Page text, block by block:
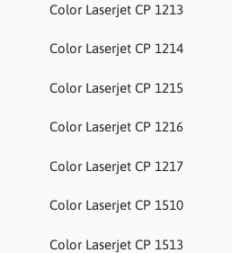
Color Laserjet CP 1213
Color Laserjet CP 1214
Color Laserjet CP 1215
Color Laserjet CP 1216
Color Laserjet CP 1217
Color Laserjet CP 1510
Color Laserjet CP 1513